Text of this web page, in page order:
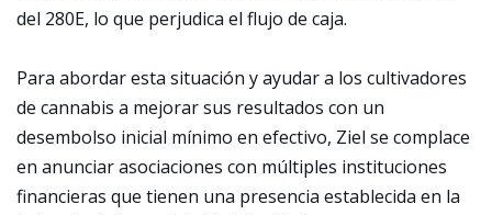
del 280E, lo que perjudica el flujo de caja.
Para abordar esta situación y ayudar a los cultivadores
de cannabis a mejorar sus resultados con un
desembolso inicial mínimo en efectivo, Ziel se complace
en anunciar asociaciones con múltiples instituciones
financieras que tienen una presencia establecida en la